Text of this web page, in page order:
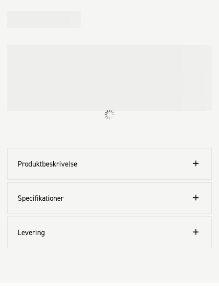
Produktbeskrivelse
Specifikationer
Levering